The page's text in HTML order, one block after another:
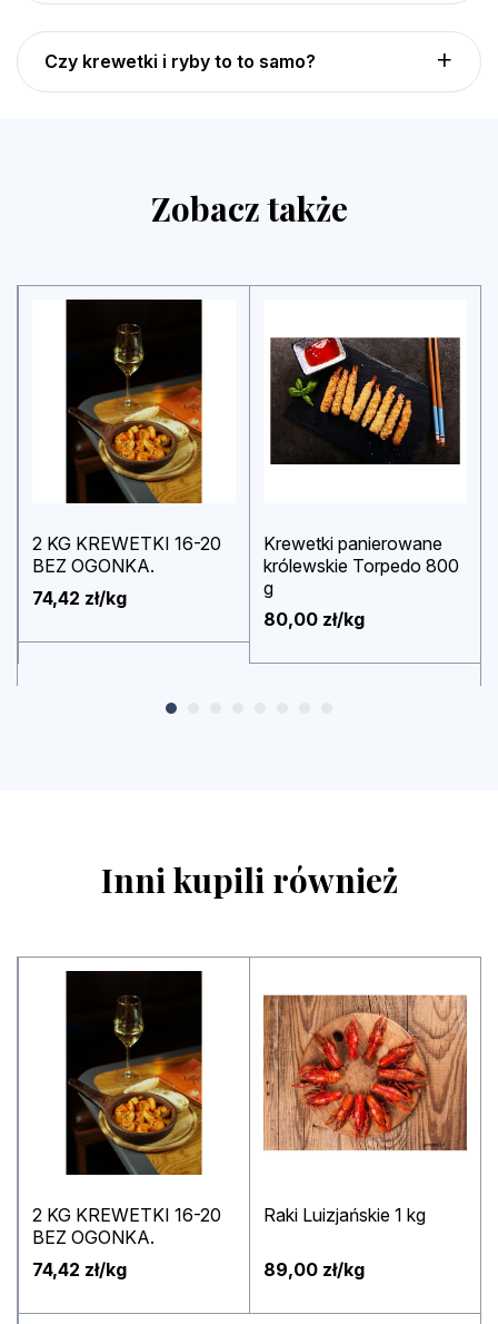
Czy krewetki i ryby to to samo?
Zobacz także
2 KG KREWETKI 16-20
BEZ OGONKA.
74,42 zł/kg
Krewetki panierowane
królewskie Torpedo 800
g
80,00 zł/kg
Inni kupili również
2 KG KREWETKI 16-20
BEZ OGONKA.
74,42 zł/kg
Raki Luizjańskie 1 kg
89,00 zł/kg